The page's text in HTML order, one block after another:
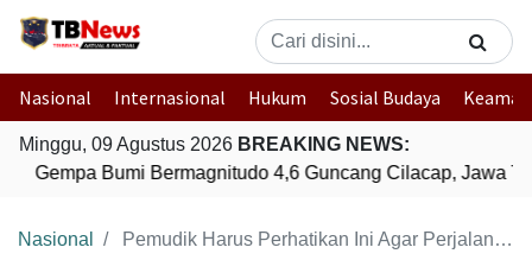
Nasional Internasional Hukum Sosial Budaya
Minggu, 09 Agustus 2026 BREAKING NEWS:
Gempa Bumi Bermagnitudo 4,6 Guncang Cilacap, Jawa
Nasional Pemudik Harus Perhatikan Ini Agar Perjalanan Aman Sampai Tujuan